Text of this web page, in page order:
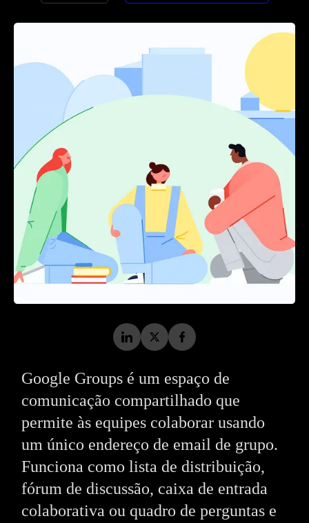
Google Groups é um espaço de
comunicação compartilhado que
permite às equipes colaborar usando
um único endereço de email de grupo.
Funciona como lista de distribuição,
fórum de discussão, caixa de entrada
colaborativa ou quadro de perguntas e